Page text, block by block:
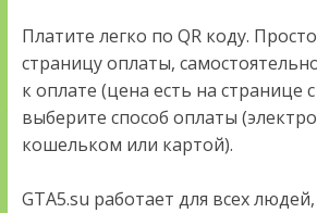
Платите легко по QR коду.
страницу оплаты,
к оплате (цена есть на странице
выберите способ оплаты
кошельком или картой).
GTA5.su работает для всех